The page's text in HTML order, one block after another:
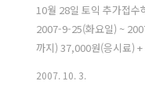
10월 28일 토익 추가접수
2007-9-25(화요일) ~
까지) 37,000원(응시료)
2007. 10. 3.